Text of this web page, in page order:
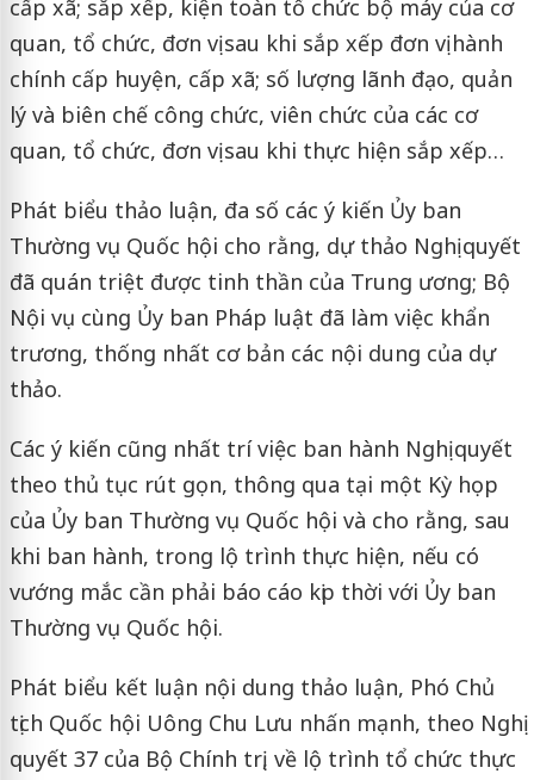
cấp xã; sắp xếp, kiện toàn tổ chức bộ máy của cơ
quan, tổ chức, đơn vị sau khi sắp xếp đơn vị hành
chính cấp huyện, cấp xã; số lượng lãnh đạo, quản
lý và biên chế công chức, viên chức của các cơ
quan, tổ chức, đơn vị sau khi thực hiện sắp xếp…
Phát biểu thảo luận, đa số các ý kiến Ủy ban
Thường vụ Quốc hội cho rằng, dự thảo Nghị quyết
đã quán triệt được tinh thần của Trung ương; Bộ
Nội vụ cùng Ủy ban Pháp luật đã làm việc khẩn
trương, thống nhất cơ bản các nội dung của dự
thảo.
Các ý kiến cũng nhất trí việc ban hành Nghị quyết
theo thủ tục rút gọn, thông qua tại một Kỳ họp
của Ủy ban Thường vụ Quốc hội và cho rằng, sau
khi ban hành, trong lộ trình thực hiện, nếu có
vướng mắc cần phải báo cáo kịp thời với Ủy ban
Thường vụ Quốc hội.
Phát biểu kết luận nội dung thảo luận, Phó Chủ
tịch Quốc hội Uông Chu Lưu nhấn mạnh, theo Nghị
quyết 37 của Bộ Chính trị, về lộ trình tổ chức thực